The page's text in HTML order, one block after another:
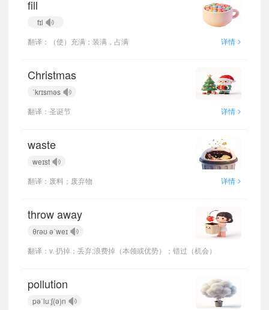
fill
fɪl
翻译：（使）充满；装满，占满
详情 >
Christmas
ˈkrɪsməs
翻译：圣诞节
详情 >
waste
weɪst
翻译：废料；废弃物
详情 >
throw away
θrəʊ əˈweɪ
翻译：v. 扔掉；丢弃;浪费掉（本领或优势）；错过（机会）
pollution
pəˈluːʃ(ə)n